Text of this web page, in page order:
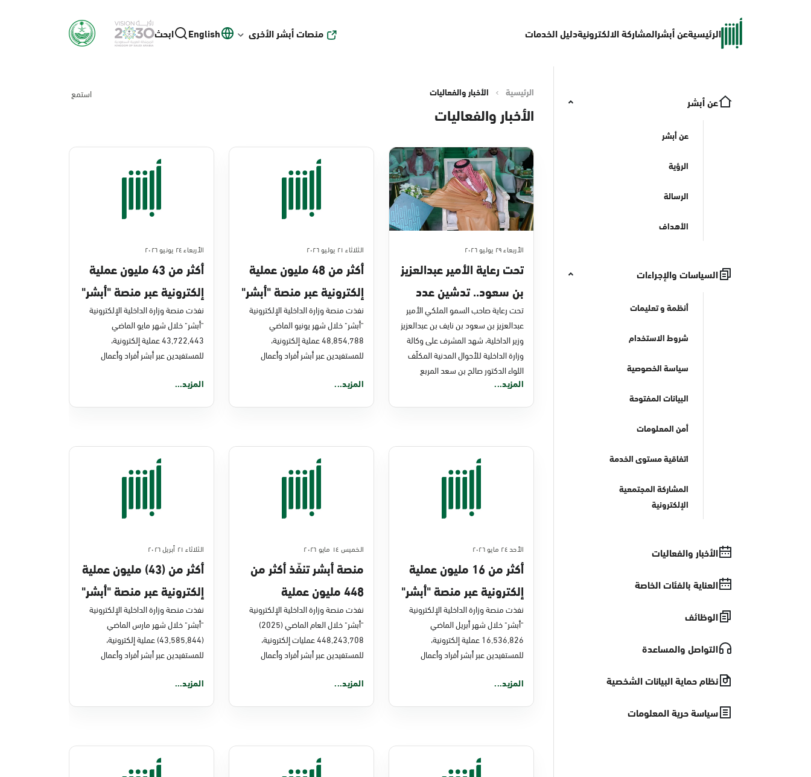
الرئيسيةعن أبشرالمشاركة الالكترونيةدليل الخدمات منصات أبشر الأخرى English ابحث
عن أبشر
عن أبشر
الرؤية
الرسالة
الأهداف
السياسات والإجراءات
أنظمة و تعليمات
شروط الاستخدام
سياسة الخصوصية
البيانات المفتوحة
أمن المعلومات
اتفاقية مستوى الخدمة
المشاركة المجتمعية
الإلكترونية
الأخبار والفعاليات
العناية بالفئات الخاصة
الوظائف
التواصل والمساعدة
نظام حماية البيانات الشخصية
سياسة حرية المعلومات
الرئيسية الأخبار والفعاليات استمع
الأخبار والفعاليات
الأربعاء ٢٩ يوليو ٢٠٢٦
تحت رعاية الأمير عبدالعزيز
بن سعود.. تدشين عدد
من مشاريع التحول
الرقمي والخدمات
الإلكترونية للأحوال
المدنية
تحت رعاية صاحب السمو الملكي الأمير
عبدالعزيز بن سعود بن نايف بن عبدالعزيز
وزير الداخلية، شهد المشرف على وكالة
وزارة الداخلية للأحوال المدنية المكلّف
اللواء الدكتور صالح بن سعد المربع
المزيد...
الثلاثاء ٢١ يوليو ٢٠٢٦
أكثر من 48 مليون عملية
إلكترونية عبر منصة "أبشر"
في يونيو 2026م
نفذت منصة وزارة الداخلية الإلكترونية
"أبشر" خلال شهر يونيو الماضي
48,854,788 عملية إلكترونية،
للمستفيدين عبر أبشر أفراد وأعمال
المزيد...
الأربعاء ٢٤ يونيو ٢٠٢٦
أكثر من 43 مليون عملية
إلكترونية عبر منصة "أبشر"
في مايو 2026م
نفذت منصة وزارة الداخلية الإلكترونية
"أبشر" خلال شهر مايو الماضي
43,722,443 عملية إلكترونية،
للمستفيدين عبر أبشر أفراد وأعمال
المزيد...
الأحد ٢٤ مايو ٢٠٢٦
أكثر من 16 مليون عملية
إلكترونية عبر منصة "أبشر"
في أبريل 2026م
نفذت منصة وزارة الداخلية الإلكترونية
"أبشر" خلال شهر أبريل الماضي
16,536,826 عملية إلكترونية،
للمستفيدين عبر أبشر أفراد وأعمال
المزيد...
الخميس ١٤ مايو ٢٠٢٦
منصة أبشر تنفّذ أكثر من
448 مليون عملية
إلكترونية في 2025م
نفذت منصة وزارة الداخلية الإلكترونية
"أبشر" خلال العام الماضي (2025)
448,243,708 عمليات إلكترونية،
للمستفيدين عبر أبشر أفراد وأعمال
المزيد...
الثلاثاء ٢١ أبريل ٢٠٢٦
أكثر من (43) مليون عملية
إلكترونية عبر منصة "أبشر"
في مارس 2026م
نفذت منصة وزارة الداخلية الإلكترونية
"أبشر" خلال شهر مارس الماضي
(43,585,844) عملية إلكترونية،
للمستفيدين عبر أبشر أفراد وأعمال
المزيد...